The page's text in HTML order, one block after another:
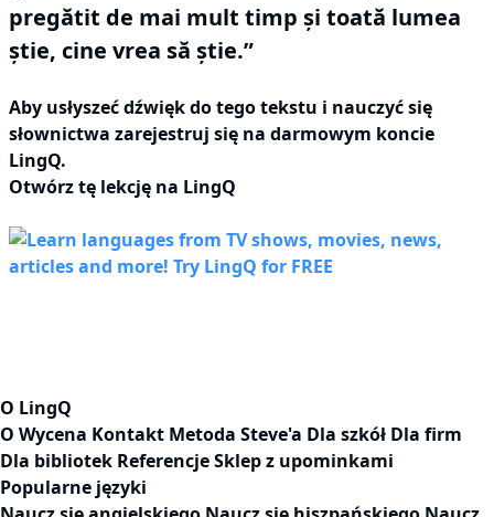
pregătit de mai mult timp şi toată lumea
ştie, cine vrea să ştie.”
Aby usłyszeć dźwięk do tego tekstu i nauczyć się
słownictwa zarejestruj się na darmowym koncie
LingQ.
Otwórz tę lekcję na LingQ
O LingQ
O Wycena Kontakt Metoda Steve'a Dla szkół Dla firm
Dla bibliotek ReferencjeSklep z upominkami
Popularne języki